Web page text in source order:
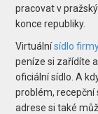
pracovat v
konce republiky.
Virtuálnísídlo
peníze si zařídíte
oficiální sídlo. A
problém, recepční
adrese si také